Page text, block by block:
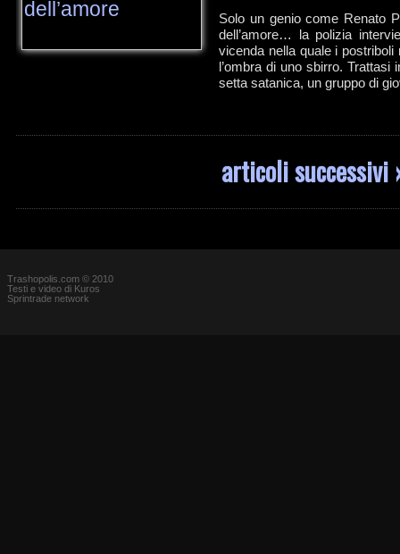
Solo un genio come Renato
dell’amore… la polizia
vicenda nella quale i
l’ombra di uno sbirro.
setta satanica, un gruppo di
articoli successivi
Trashopolis.com © 2010
Testi e video di Kuros
Sprintrade network